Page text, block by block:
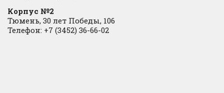
Корпус №2
Тюмень, 30 лет Победы, 106
Телефон: +7 (3452) 36-66-02